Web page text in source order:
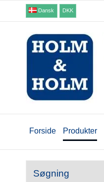
Dansk DKK
Forside Produkter
Søgning